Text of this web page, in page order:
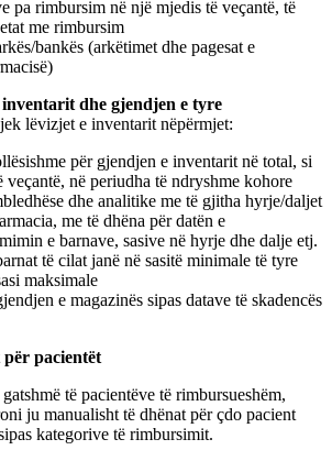
pa rimbursim në një mjedis të veçantë, të
me rimbursim
bankës (arkëtimet dhe pagesat e
dhe gjendjen e tyre
lëvizjet e inventarit nëpërmjet:
për gjendjen e inventarit në total, si
veçantë, në periudha të ndryshme kohore
dhe analitike me të gjitha hyrje/daljet
me të dhëna për datën e
e barnave, sasive në hyrje dhe dalje etj.
të cilat janë në sasitë minimale të tyre
maksimale
e magazinës sipas datave të skadencës
pacientët
të pacientëve të rimbursueshëm,
ju manualisht të dhënat për çdo pacient
kategorive të rimbursimit.